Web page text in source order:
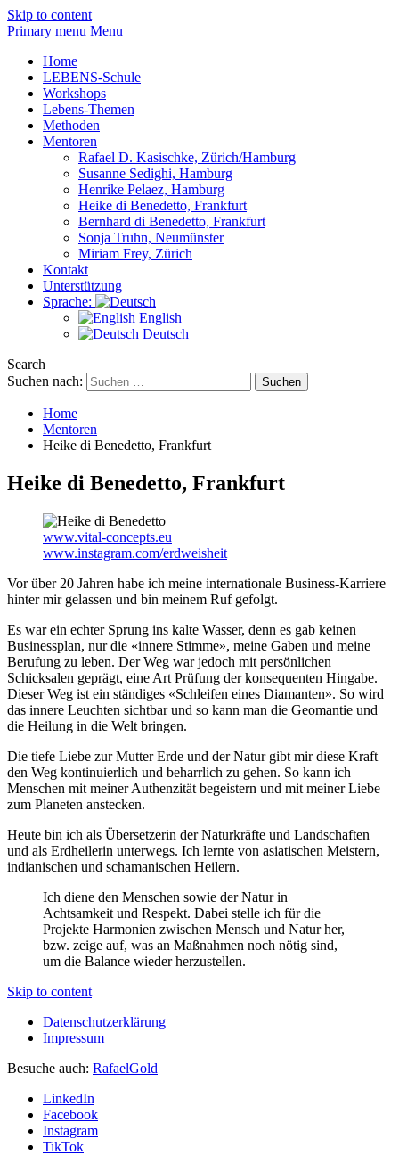
Skip to content
Primary menu Menu
Home
LEBENS-Schule
Workshops
Lebens-Themen
Methoden
Mentoren
Rafael D. Kasischke, Zürich/Hamburg
Susanne Sedighi, Hamburg
Henrike Pelaez, Hamburg
Heike di Benedetto, Frankfurt
Bernhard di Benedetto, Frankfurt
Sonja Truhn, Neumünster
Miriam Frey, Zürich
Kontakt
Unterstützung
Sprache:
English
Deutsch
Search
Suchen nach:
Home
Mentoren
Heike di Benedetto, Frankfurt
Heike di Benedetto, Frankfurt
www.vital-concepts.eu
www.instagram.com/erdweisheit
Vor über 20 Jahren habe ich meine internationale Business-Karriere
hinter mir gelassen und bin meinem Ruf gefolgt.
Es war ein echter Sprung ins kalte Wasser, denn es gab keinen
Businessplan, nur die «innere Stimme», meine Gaben und meine
Berufung zu leben. Der Weg war jedoch mit persönlichen
Schicksalen geprägt, eine Art Prüfung der konsequenten Hingabe.
Dieser Weg ist ein ständiges «Schleifen eines Diamanten». So wird
das innere Leuchten sichtbar und so kann man die Geomantie und
die Heilung in die Welt bringen.
Die tiefe Liebe zur Mutter Erde und der Natur gibt mir diese Kraft
den Weg kontinuierlich und beharrlich zu gehen. So kann ich
Menschen mit meiner Authenzität begeistern und mit meiner Liebe
zum Planeten anstecken.
Heute bin ich als Übersetzerin der Naturkräfte und Landschaften
und als Erdheilerin unterwegs. Ich lernte von asiatischen Meistern,
indianischen und schamanischen Heilern.
Ich diene den Menschen sowie der Natur in
Achtsamkeit und Respekt. Dabei stelle ich für die
Projekte Harmonien zwischen Mensch und Natur her,
bzw. zeige auf, was an Maßnahmen noch nötig sind,
um die Balance wieder herzustellen.
Skip to content
Datenschutzerklärung
Impressum
Besuche auch: RafaelGold
LinkedIn
Facebook
Instagram
TikTok